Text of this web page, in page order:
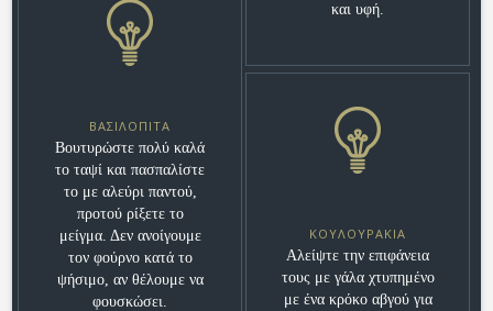
και υφή.
ΒΑΣΙΛΌΠΙΤΑ
Βουτυρώστε πολύ καλά
το ταψί και πασπαλίστε
το με αλεύρι παντού,
προτού ρίξετε το
μείγμα. Δεν ανοίγουμε
τον φούρνο κατά το
ψήσιμο, αν θέλουμε να
φουσκώσει.
ΚΟΥΛΟΥΡΆΚΙΑ
Αλείψτε την επιφάνεια
τους με γάλα χτυπημένο
με ένα κρόκο αβγού για